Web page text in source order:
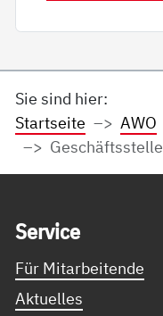
Sie sind hier:
Startseite
AWO
Geschäftsstelle
Ser­vice
Für Mitarbeitende
Aktuelles